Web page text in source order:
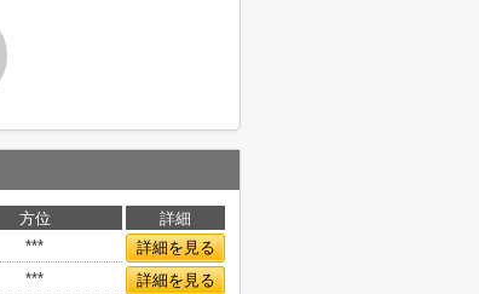
方位
詳細
***
詳細を見る
*** 詳細を見る